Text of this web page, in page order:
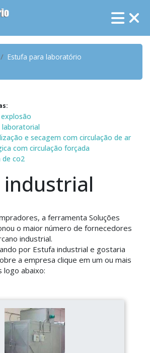
Estufa para laboratório
laboratorial
e secagem com circulação de ar
com circulação forçada
de co2
industrial
a ferramenta Soluções
o maior número de fornecedores
industrial.
por Estufa industrial e gostaria
a empresa clique em um ou mais
abaixo: